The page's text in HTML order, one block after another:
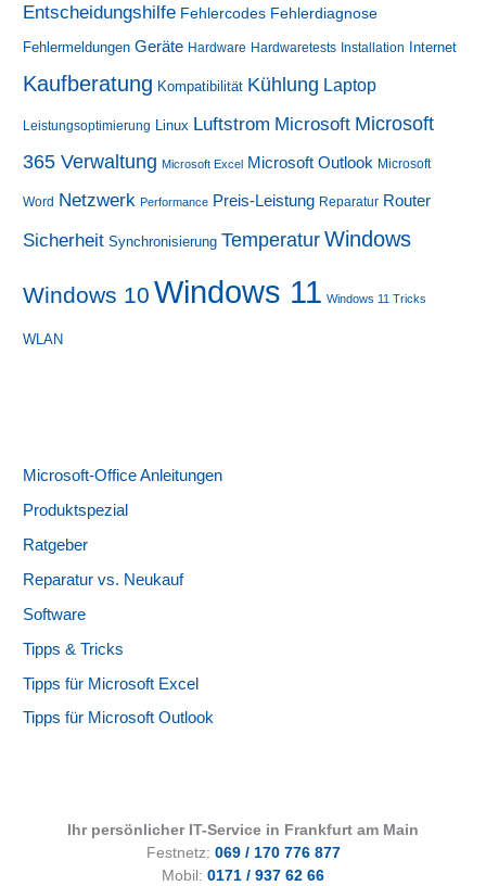
Entscheidungshilfe Fehlercodes Fehlerdiagnose
Fehlermeldungen Geräte Hardware Hardwaretests Installation Internet
Kaufberatung Kompatibilität Kühlung Laptop
Leistungsoptimierung Linux Luftstrom Microsoft Microsoft
365 Verwaltung Microsoft Excel Microsoft Outlook Microsoft
Word Netzwerk Performance Preis-Leistung Reparatur Router
Sicherheit Synchronisierung Temperatur Windows
Windows 10 Windows 11 Windows 11 Tricks
WLAN
Microsoft-Office Anleitungen
Produktspezial
Ratgeber
Reparatur vs. Neukauf
Software
Tipps & Tricks
Tipps für Microsoft Excel
Tipps für Microsoft Outlook
Ihr persönlicher IT-Service in Frankfurt am Main
Festnetz: 069 / 170 776 877
Mobil: 0171 / 937 62 66